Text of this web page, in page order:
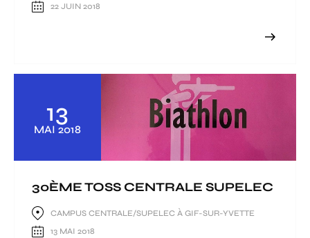
22 JUIN 2018
13
MAI 2018
30ÈME TOSS CENTRALE SUPELEC
CAMPUS CENTRALE/SUPELEC À GIF-SUR-YVETTE
13 MAI 2018